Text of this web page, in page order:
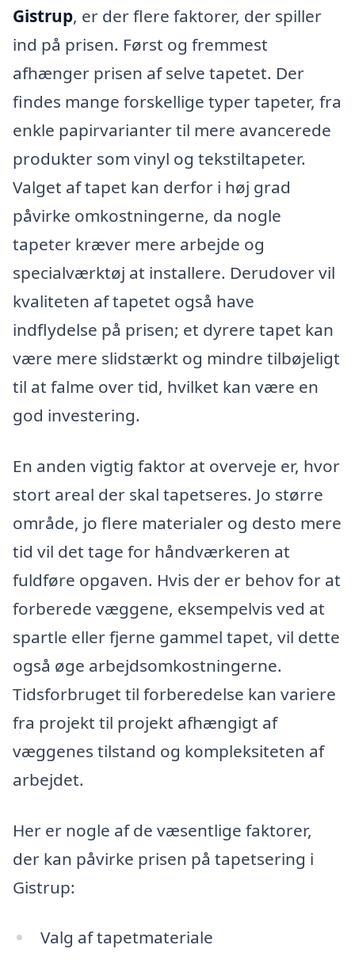
Gistrup, er der flere faktorer, der spiller
ind på prisen. Først og fremmest
afhænger prisen af selve tapetet. Der
findes mange forskellige typer tapeter, fra
enkle papirvarianter til mere avancerede
produkter som vinyl og tekstiltapeter.
Valget af tapet kan derfor i høj grad
påvirke omkostningerne, da nogle
tapeter kræver mere arbejde og
specialværktøj at installere. Derudover vil
kvaliteten af tapetet også have
indflydelse på prisen; et dyrere tapet kan
være mere slidstærkt og mindre tilbøjeligt
til at falme over tid, hvilket kan være en
god investering.
En anden vigtig faktor at overveje er, hvor
stort areal der skal tapetseres. Jo større
område, jo flere materialer og desto mere
tid vil det tage for håndværkeren at
fuldføre opgaven. Hvis der er behov for at
forberede væggene, eksempelvis ved at
spartle eller fjerne gammel tapet, vil dette
også øge arbejdsomkostningerne.
Tidsforbruget til forberedelse kan variere
fra projekt til projekt afhængigt af
væggenes tilstand og kompleksiteten af
arbejdet.
Her er nogle af de væsentlige faktorer,
der kan påvirke prisen på tapetsering i
Gistrup:
Valg af tapetmateriale